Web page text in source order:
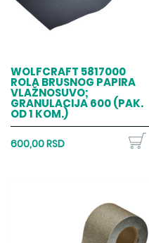
WOLFCRAFT 5817000
ROLA BRUSNOG PAPIRA
VLAŽNOSUVO;
GRANULACIJA 600 (PAK.
OD 1 KOM.)
600,00 RSD